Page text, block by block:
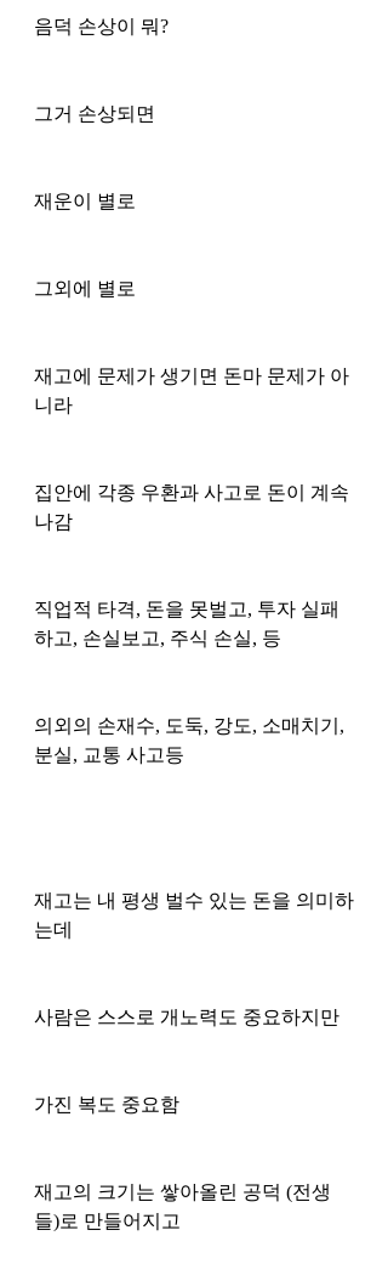
음덕 손상이 뭐?
그거 손상되면
재운이 별로
그외에 별로
재고에 문제가 생기면 돈마 문제가 아
니라
집안에 각종 우환과 사고로 돈이 계속
나감
직업적 타격, 돈을 못벌고, 투자 실패
하고, 손실보고, 주식 손실, 등
의외의 손재수, 도둑, 강도, 소매치기,
분실, 교통 사고등
재고는 내 평생 벌수 있는 돈을 의미하
는데
사람은 스스로 개노력도 중요하지만
가진 복도 중요함
재고의 크기는 쌓아올린 공덕 (전생
들)로 만들어지고